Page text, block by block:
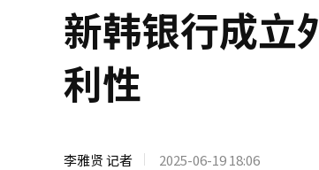
新韩银行成立
利性
李雅贤 记者 2025-06-19 18:06